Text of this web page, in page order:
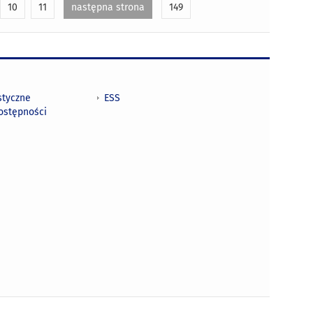
10 11 następna strona 149
ESS